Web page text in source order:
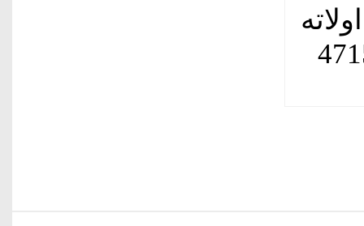
العالمية، ، على 4715